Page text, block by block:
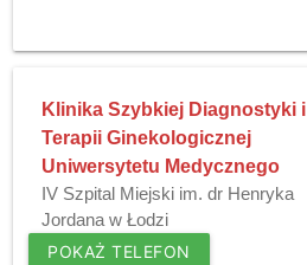
Klinika Szybkiej Diagnostyki i
Terapii Ginekologicznej
Uniwersytetu Medycznego
IV Szpital Miejski im. dr Henryka
Jordana w Łodzi
POKAŻ TELEFON